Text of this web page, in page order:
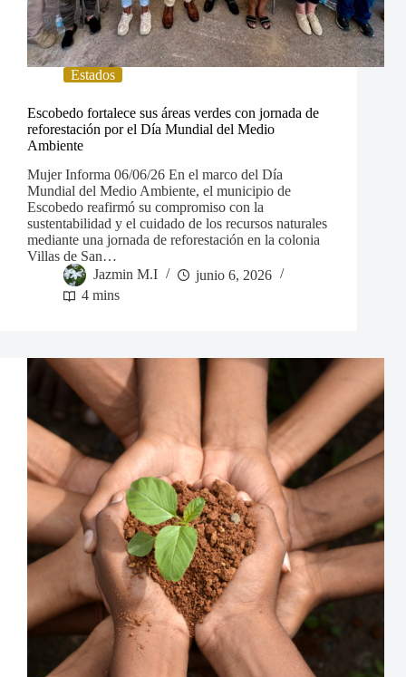
Estados
Escobedo fortalece sus áreas verdes con jornada de
reforestación por el Día Mundial del Medio
Ambiente
Mujer Informa 06/06/26 En el marco del Día
Mundial del Medio Ambiente, el municipio de
Escobedo reafirmó su compromiso con la
sustentabilidad y el cuidado de los recursos naturales
mediante una jornada de reforestación en la colonia
Villas de San…
Jazmin M.I
junio 6, 2026
4 mins